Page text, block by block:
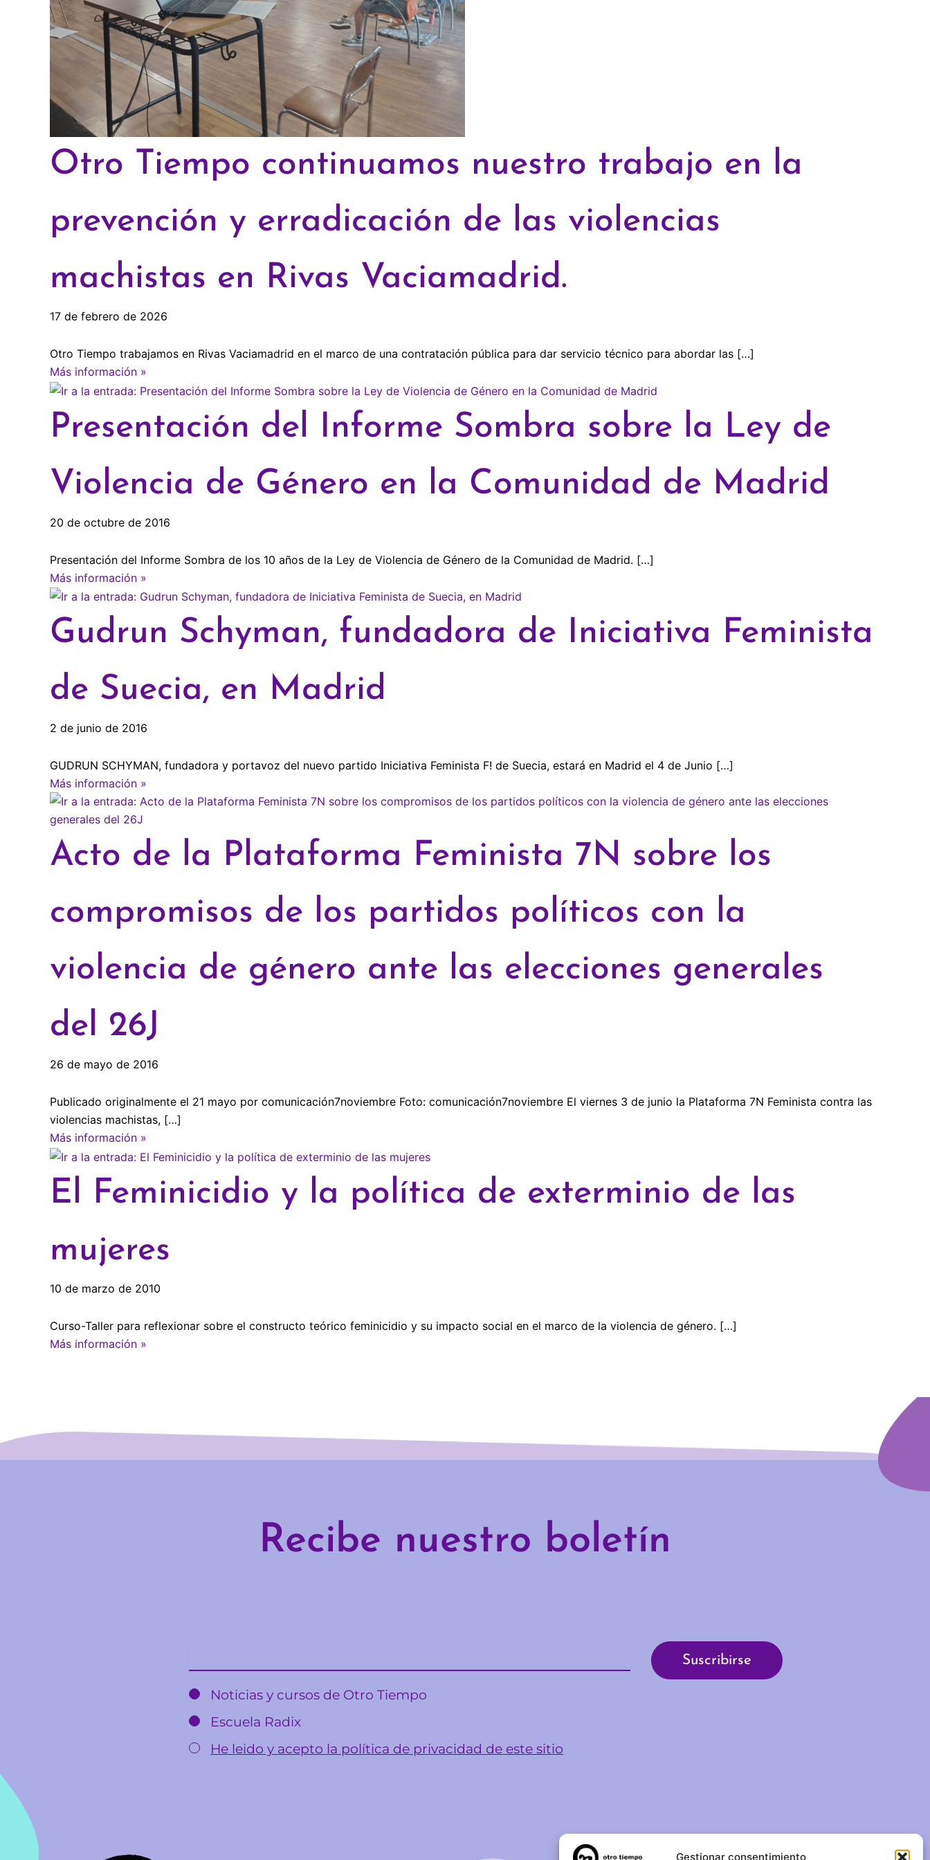
Gestionar consentimiento
Otro Tiempo continuamos nuestro trabajo en la
prevención y erradicación de las violencias
machistas en Rivas Vaciamadrid.
17 de febrero de 2026
Otro Tiempo trabajamos en Rivas Vaciamadrid en el marco de una contratación pública para dar servicio técnico para abordar las […]
Más información »
Presentación del Informe Sombra sobre la Ley de
Violencia de Género en la Comunidad de Madrid
20 de octubre de 2016
Presentación del Informe Sombra de los 10 años de la Ley de Violencia de Género de la Comunidad de Madrid. […]
Más información »
Gudrun Schyman, fundadora de Iniciativa Feminista
de Suecia, en Madrid
2 de junio de 2016
GUDRUN SCHYMAN, fundadora y portavoz del nuevo partido Iniciativa Feminista F! de Suecia, estará en Madrid el 4 de Junio […]
Más información »
Acto de la Plataforma Feminista 7N sobre los
compromisos de los partidos políticos con la
violencia de género ante las elecciones generales
del 26J
26 de mayo de 2016
Publicado originalmente el 21 mayo por comunicación7noviembre Foto: comunicación7noviembre El viernes 3 de junio la Plataforma 7N Feminista contra las
violencias machistas, […]
Más información »
El Feminicidio y la política de exterminio de las
mujeres
10 de marzo de 2010
Curso-Taller para reflexionar sobre el constructo teórico feminicidio y su impacto social en el marco de la violencia de género. […]
Más información »
Recibe nuestro boletín
Noticias y cursos de Otro Tiempo
Escuela Radix
He leido y acepto la política de privacidad de este sitio